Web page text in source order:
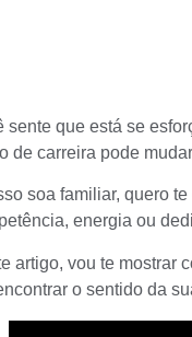
sente que está se
de carreira pode
soa familiar, quero
energia ou
artigo, vou te mostrar
o sentido da